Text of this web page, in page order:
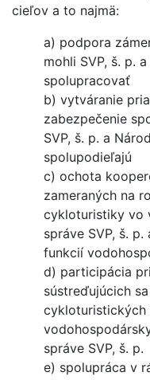
cieľov a to najmä:
a) podpora
mohli SVP, š. p.
spolupracovať
b) vytváranie
zabezpečenie
SVP, š. p. a
spolupodieľajú
c) ochota
zameraných na
cykloturistiky vo
správe SVP, š.
funkcií
d) participácia
sústreďujúcich
cykloturistických
správe SVP, š. p.
e) spolupráca v